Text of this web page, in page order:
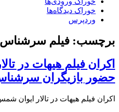
خوراک دیدگاه‌ها
وردپرس
برچسب: فیلم سرشناس
اکران فیلم هیهات در
حضور بازیگران
اکران فیلم هیهات در تالار ایوان